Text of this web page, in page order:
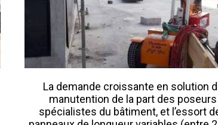
La demande croissante en solution
manutention de la part des poseurs
spécialistes du bâtiment, et l’essort